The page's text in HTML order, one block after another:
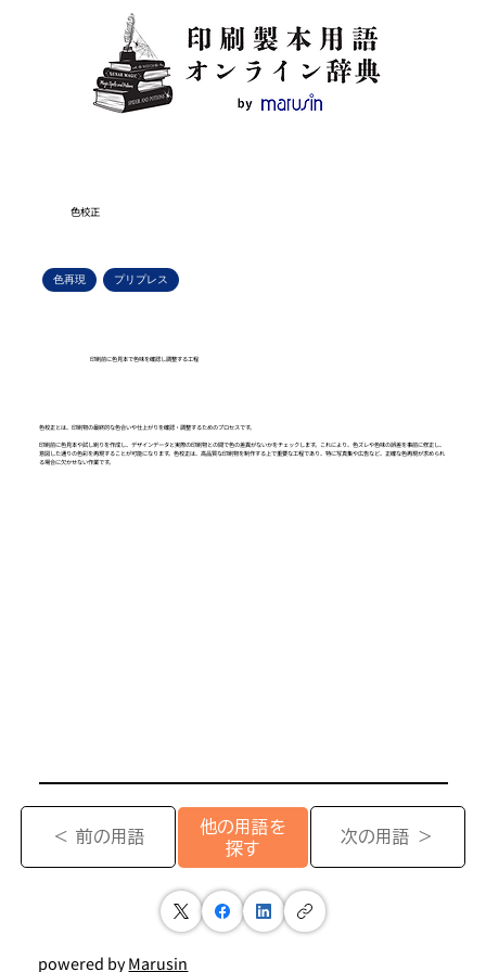
色校正
色再現 プリプレス
印刷前に色見本で色味を確認し調整する工程
色校正とは、印刷物の最終的な色合いや仕上がりを確認・調整するためのプロセスです。
印刷前に色見本や試し刷りを作成し、デザインデータと実際の印刷物との間で色の差異がないかをチェックします。これにより、色ズレや色味の誤差を事前に修正し、
意図した通りの色彩を再現することが可能になります。色校正は、高品質な印刷物を制作する上で重要な工程であり、特に写真集や広告など、正確な色再現が求められ
る場合に欠かせない作業です。
＜ 前の用語
他の用語を
探す
次の用語 ＞
powered byMarusin